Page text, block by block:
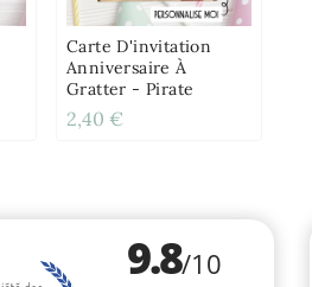
Carte D'invitation
Anniversaire À
Gratter - Pirate
2,40 €